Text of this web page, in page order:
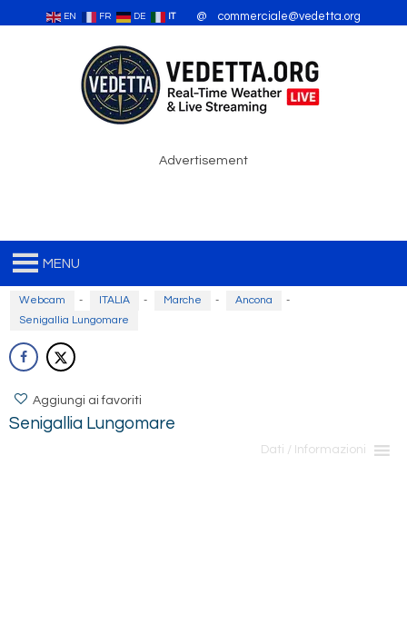
EN FR DE IT @ commerciale@vedetta.org
Advertisement
MENU
Webcam - ITALIA - Marche - Ancona
-
Senigallia Lungomare
Aggiungi ai favoriti
Senigallia Lungomare
Dati / Informazioni